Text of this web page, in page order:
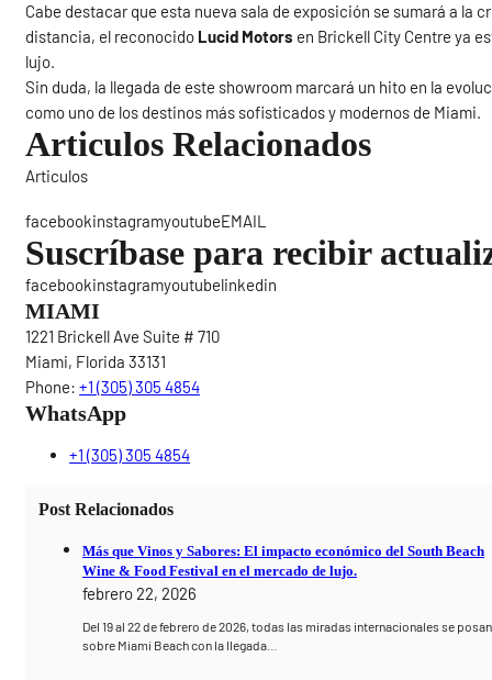
Cabe destacar que esta nueva sala de exposición se sumará a la
distancia, el reconocido Lucid Motors en Brickell City Centre ya
lujo.
Sin duda, la llegada de este showroom marcará un hito en la
como uno de los destinos más sofisticados y modernos de Miami.
Articulos Relacionados
Articulos
facebookinstagramyoutubeEMAIL
Suscríbase para recibir
facebookinstagramyoutubelinkedin
MIAMI
1221 Brickell Ave Suite # 710
Miami, Florida 33131
Phone: +1 (305) 305 4854
WhatsApp
+1 (305) 305 4854
Post Relacionados
Más que Vinos y Sabores: El impacto económico del South Beach
Wine & Food Festival en el mercado de lujo.
febrero 22, 2026
Del 19 al 22 de febrero de 2026, todas las miradas internacionales se posan
sobre Miami Beach con la llegada…